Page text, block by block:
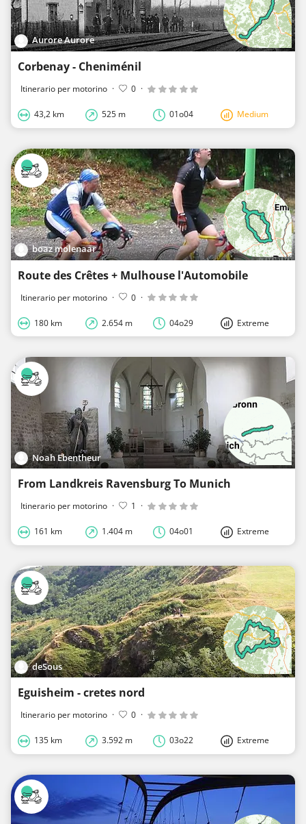
Aurore Aurore
Corbenay - Cheniménil
Itinerario per motorino · 0 ·
43,2 km 525 m 01o04 Medium
boaz molenaar
Route des Crêtes + Mulhouse l'Automobile
Itinerario per motorino · 0 ·
180 km 2.654 m 04o29 Extreme
Noah Ebentheur
From Landkreis Ravensburg To Munich
Itinerario per motorino · 1 ·
161 km 1.404 m 04o01 Extreme
deSous
Eguisheim - cretes nord
Itinerario per motorino · 0 ·
135 km 3.592 m 03o22 Extreme